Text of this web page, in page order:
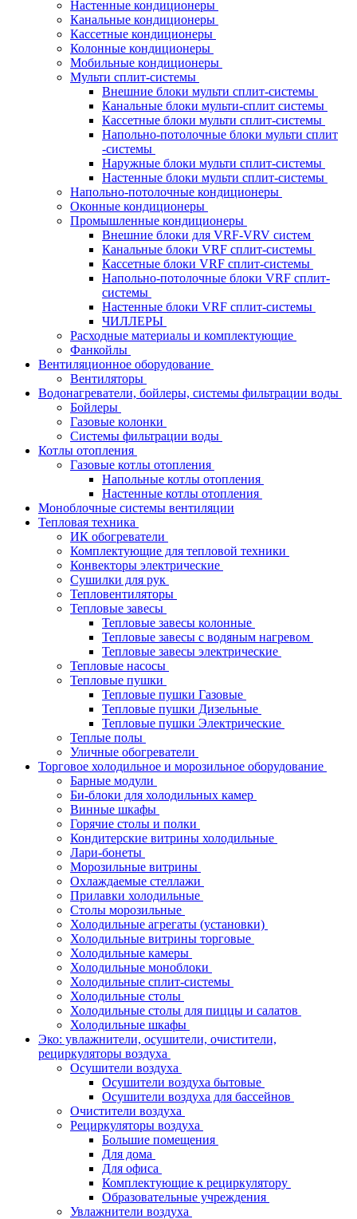
Настенные кондиционеры
Канальные кондиционеры
Кассетные кондиционеры
Колонные кондиционеры
Мобильные кондиционеры
Мульти сплит-системы
Внешние блоки мульти сплит-системы
Канальные блоки мульти-сплит системы
Кассетные блоки мульти сплит-системы
Напольно-потолочные блоки мульти сплит
-системы
Наружные блоки мульти сплит-системы
Настенные блоки мульти сплит-системы
Напольно-потолочные кондиционеры
Оконные кондиционеры
Промышленные кондиционеры
Внешние блоки для VRF-VRV систем
Канальные блоки VRF сплит-системы
Кассетные блоки VRF сплит-системы
Напольно-потолочные блоки VRF сплит-
системы
Настенные блоки VRF сплит-системы
ЧИЛЛЕРЫ
Расходные материалы и комплектующие
Фанкойлы
Вентиляционное оборудование
Вентиляторы
Водонагреватели, бойлеры, системы фильтрации воды
Бойлеры
Газовые колонки
Системы фильтрации воды
Котлы отопления
Газовые котлы отопления
Напольные котлы отопления
Настенные котлы отопления
Моноблочные системы вентиляции
Тепловая техника
ИК обогреватели
Комплектующие для тепловой техники
Конвекторы электрические
Сушилки для рук
Тепловентиляторы
Тепловые завесы
Тепловые завесы колонные
Тепловые завесы с водяным нагревом
Тепловые завесы электрические
Тепловые насосы
Тепловые пушки
Тепловые пушки Газовые
Тепловые пушки Дизельные
Тепловые пушки Электрические
Теплые полы
Уличные обогреватели
Торговое холодильное и морозильное оборудование
Барные модули
Би-блоки для холодильных камер
Винные шкафы
Горячие столы и полки
Кондитерские витрины холодильные
Лари-бонеты
Морозильные витрины
Охлаждаемые стеллажи
Прилавки холодильные
Столы морозильные
Холодильные агрегаты (установки)
Холодильные витрины торговые
Холодильные камеры
Холодильные моноблоки
Холодильные сплит-системы
Холодильные столы
Холодильные столы для пиццы и салатов
Холодильные шкафы
Эко: увлажнители, осушители, очистители,
рециркуляторы воздуха
Осушители воздуха
Осушители воздуха бытовые
Осушители воздуха для бассейнов
Очистители воздуха
Рециркуляторы воздуха
Большие помещения
Для дома
Для офиса
Комплектующие к рециркулятору
Образовательные учреждения
Увлажнители воздуха